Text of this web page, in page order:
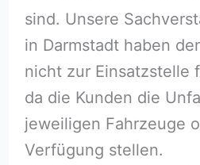
sind. Unsere
in Darmstadt haben
nicht zur Einsatzstelle
da die Kunden die
jeweiligen Fahrzeuge
Verfügung stellen.